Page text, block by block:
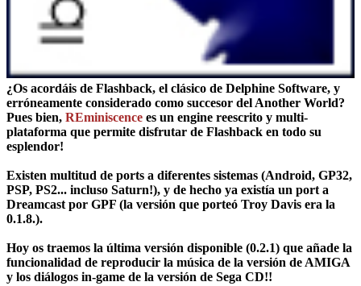
¿Os acordáis de Flashback, el clásico de Delphine Software, y
erróneamente considerado como succesor del Another World?
Pues bien, REminiscence es un engine reescrito y multi-
plataforma que permite disfrutar de Flashback en todo su
esplendor!
Existen multitud de ports a diferentes sistemas (Android, GP32,
PSP, PS2... incluso Saturn!), y de hecho ya existía un port a
Dreamcast por GPF (la versión que porteó Troy Davis era la
0.1.8.).
Hoy os traemos la última versión disponible (0.2.1) que añade la
funcionalidad de reproducir la música de la versión de AMIGA
y los diálogos in-game de la versión de Sega CD!!